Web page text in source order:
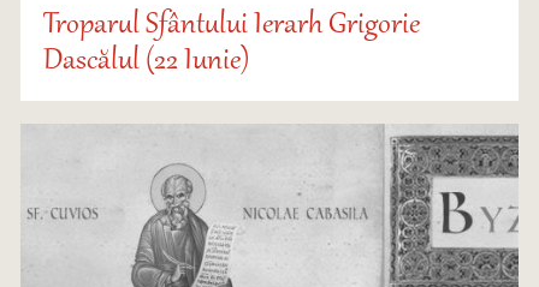
Troparul Sfântului Ierarh Grigorie
Dascălul (22 Iunie)